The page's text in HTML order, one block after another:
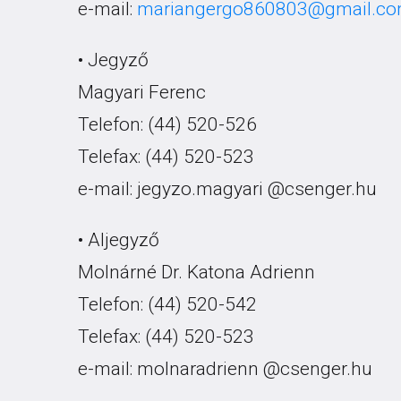
e-mail:
• Jegyző
Magyari Ferenc
Telefon: (44) 520-526
Telefax: (44) 520-523
e-mail: jegyzo.magyari @csenger.hu
• Aljegyző
Molnárné Dr. Katona Adrienn
Telefon: (44) 520-542
Telefax: (44) 520-523
e-mail: molnaradrienn @csenger.hu